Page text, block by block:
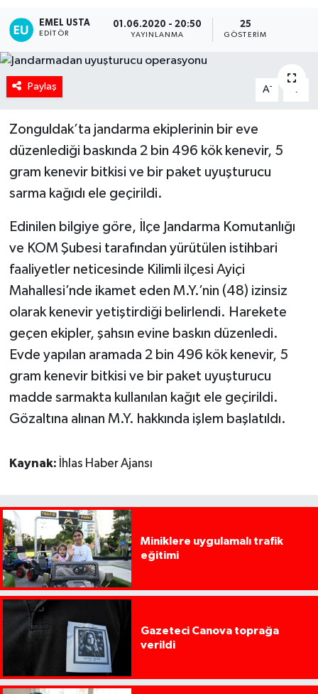
EMEL USTA
EDITÖR
01.06.2020 - 20:50
YAYINLANMA
25
GÖSTERIM
Paylaş A- A
Zonguldak’ta jandarma ekiplerinin bir eve
düzenlediği baskında 2 bin 496 kök kenevir, 5
gram kenevir bitkisi ve bir paket uyuşturucu
sarma kağıdı ele geçirildi.
Edinilen bilgiye göre, İlçe Jandarma Komutanlığı
ve KOM Şubesi tarafından yürütülen istihbari
faaliyetler neticesinde Kilimli ilçesi Ayiçi
Mahallesi’nde ikamet eden M.Y.’nin (48) izinsiz
olarak kenevir yetiştirdiği belirlendi. Harekete
geçen ekipler, şahsın evine baskın düzenledi.
Evde yapılan aramada 2 bin 496 kök kenevir, 5
gram kenevir bitkisi ve bir paket uyuşturucu
madde sarmakta kullanılan kağıt ele geçirildi.
Gözaltına alınan M.Y. hakkında işlem başlatıldı.
Kaynak: İhlas Haber Ajansı
Miniklere uygulamalı trafik
eğitimi
Gazeteci Canova toprağa
verildi